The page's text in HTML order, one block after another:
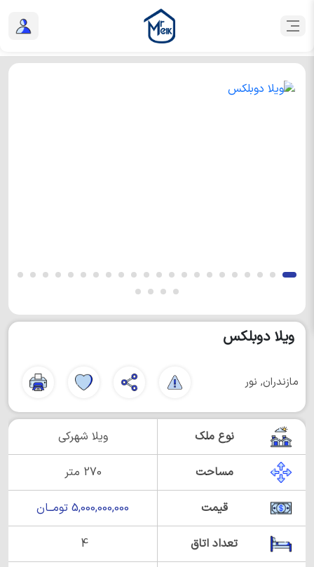
ویلا دوبلکس
مازندران, نور
نوع ملک ویلا شهرکی
مساحت 270 متر
قیمت 5,000,000,000 تومــان
تعداد اتاق 4